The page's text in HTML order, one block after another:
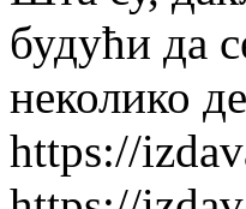
будући да
неколико
https://